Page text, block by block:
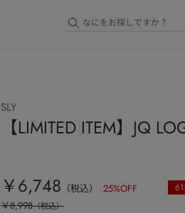
SLY
【LIMITED ITEM】JQ
￥6,748 （税込） 25%OFF 61
￥8,998（税込）